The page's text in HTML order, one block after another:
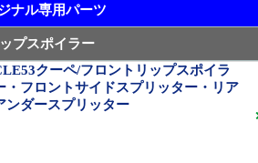
ージご成約済
2024年モデル 車検2027年01月 走行8,500km
ご成約済
（メルセデスAMG）
AMG GT GTS純正ホイール ・各部ブラックペイント
ナル専用パーツ
プスポイラー
クーペ/フロントリップスポイラ
・フロントサイドスプリッター・リア
ンダースプリッター